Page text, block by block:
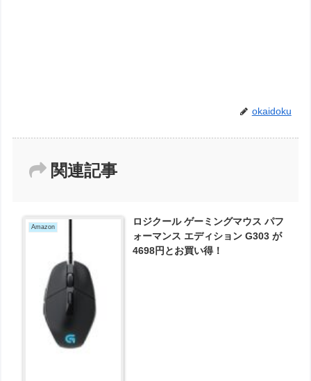
okaidoku
関連記事
Amazon
ロジクール ゲーミングマウス パフ
ォーマンス エディション G303 が
4698円とお買い得！